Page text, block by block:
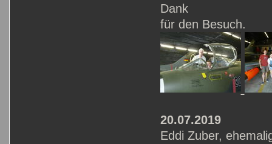
Dank
für den Besuch.
20.07.2019
Eddi Zuber,